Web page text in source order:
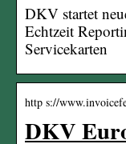
DKV startet
Echtzeit
Servicekarten
http s://
DKV